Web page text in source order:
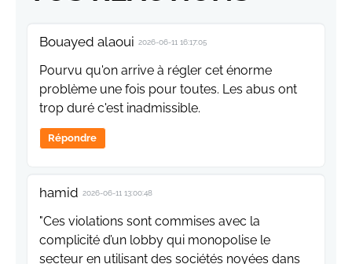
Bouayed alaoui 2026-06-11 16:17:05
Pourvu qu'on arrive à régler cet énorme
problème une fois pour toutes. Les abus ont
trop duré c'est inadmissible.
Répondre
hamid 2026-06-11 13:00:48
"Ces violations sont commises avec la
complicité d’un lobby qui monopolise le
secteur en utilisant des sociétés noyées dans